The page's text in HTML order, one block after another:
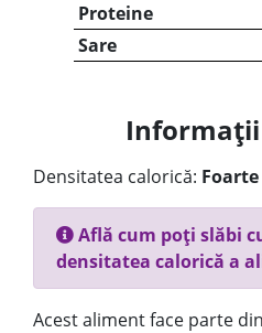
Proteine
Sare
Densitatea calorică:
Află cum poți slăbi
densitatea calorică a
Acest aliment face parte